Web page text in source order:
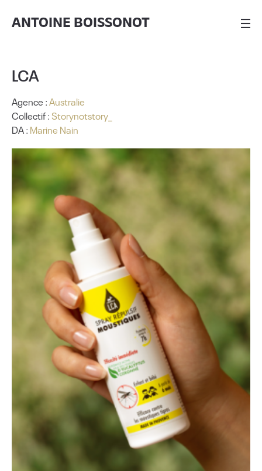
ANTOINE BOISSONOT
LCA
Agence :Australie
Collectif : Storynotstory_
DA : Marine Nain